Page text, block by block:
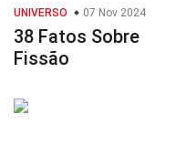
UNIVERSO 07 Nov 2024
38 Fatos Sobre
Fissão